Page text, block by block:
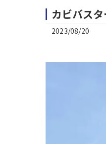
カビバス
2023/08/20